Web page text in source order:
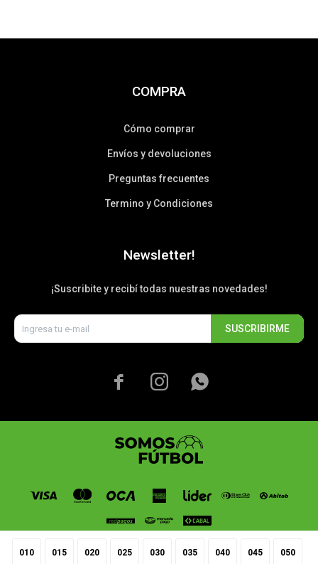
010 015 020 025 030 035 040 045 050
COMPRA
Cómo comprar
Envíos y devoluciones
Preguntas frecuentes
Termino y Condiciones
Newsletter!
¡Suscribite y recibí todas nuestras novedades!
SUSCRIBIRME
  